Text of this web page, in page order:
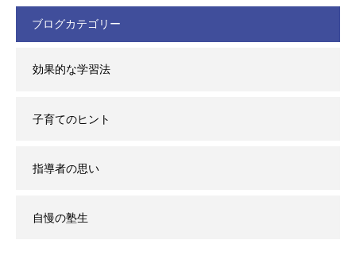
ブログカテゴリー
効果的な学習法
子育てのヒント
指導者の思い
自慢の塾生